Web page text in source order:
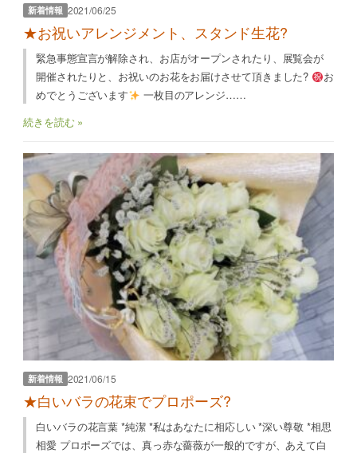
新着情報 2021/06/25
★お祝いアレンジメント、スタンド生花?
緊急事態宣言が解除され、お店がオープンされたり、展覧会が
開催されたりと、お祝いのお花をお届けさせて頂きました?
お
めでとうございます
一枚目のアレンジ……
続きを読む »
新着情報 2021/06/15
★白いバラの花束でプロポーズ?
白いバラの花言葉 *純潔 *私はあなたに相応しい *深い尊敬 *相思
相愛 プロポーズでは、真っ赤な薔薇が一般的ですが、あえて白